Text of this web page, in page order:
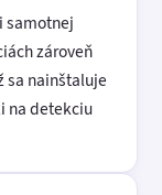
samotnej
zároveň
sa nainštaluje
na detekciu